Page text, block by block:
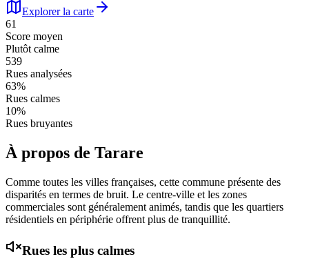
Explorer la carte
61
Score moyen
Plutôt calme
539
Rues analysées
63%
Rues calmes
10%
Rues bruyantes
À propos de Tarare
Comme toutes les villes françaises, cette commune présente des
disparités en termes de bruit. Le centre-ville et les zones
commerciales sont généralement animés, tandis que les quartiers
résidentiels en périphérie offrent plus de tranquillité.
Rues les plus calmes